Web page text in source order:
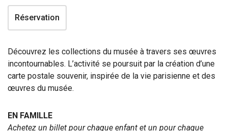
Réservation
Découvrez les collections du musée à travers ses œuvres
incontournables. L’activité se poursuit par la création d’une
carte postale souvenir, inspirée de la vie parisienne et des
œuvres du musée.
EN FAMILLE
Achetez un billet pour chaque enfant et un pour chaque